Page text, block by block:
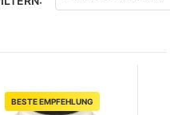
BESTE EMPFEHLUNG